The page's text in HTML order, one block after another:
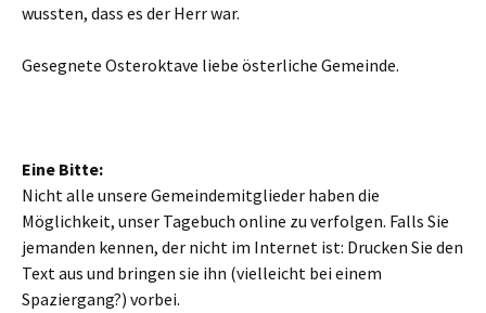
wussten, dass es der Herr war.
Gesegnete Osteroktave liebe österliche Gemeinde.
Eine Bitte:
Nicht alle unsere Gemeindemitglieder haben die
Möglichkeit, unser Tagebuch online zu verfolgen. Falls Sie
jemanden kennen, der nicht im Internet ist: Drucken Sie den
Text aus und bringen sie ihn (vielleicht bei einem
Spaziergang?) vorbei.